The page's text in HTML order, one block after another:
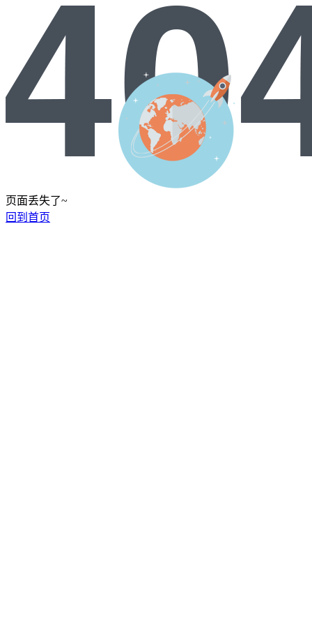
页面丢失了~
回到首页